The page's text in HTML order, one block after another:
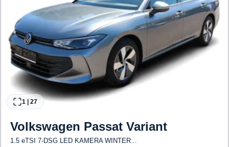
1 27
Volkswagen Passat Variant
1.5 eTSI 7-DSG LED KAMERA WINTER...